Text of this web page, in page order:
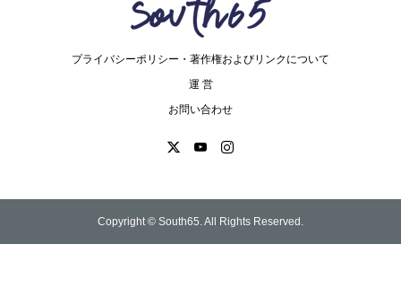
プライバシーポリシー・著作権およびリンクについて
運 営
お問い合わせ
Copyright © South65. All Rights Reserved.